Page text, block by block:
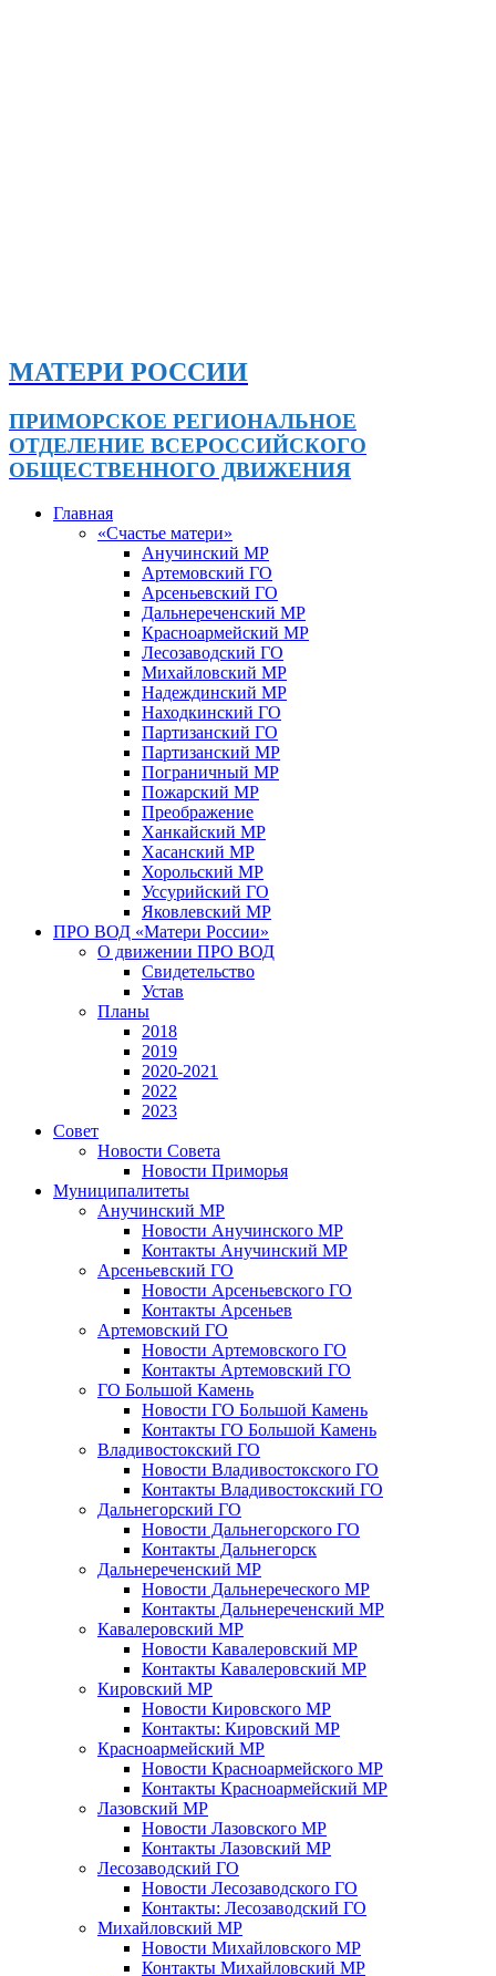
МАТЕРИ РОССИИ
ПРИМОРСКОЕ РЕГИОНАЛЬНОЕ
ОТДЕЛЕНИЕ ВСЕРОССИЙСКОГО
ОБЩЕСТВЕННОГО ДВИЖЕНИЯ
Главная
«Счастье матери»
Анучинский МР
Артемовский ГО
Арсеньевский ГО
Дальнереченский МР
Красноармейский МР
Лесозаводский ГО
Михайловский МР
Надеждинский МР
Находкинский ГО
Партизанский ГО
Партизанский МР
Пограничный МР
Пожарский МР
Преображение
Ханкайский МР
Хасанский МР
Хорольский МР
Уссурийский ГО
Яковлевский МР
ПРО ВОД «Матери России»
О движении ПРО ВОД
Свидетельство
Устав
Планы
2018
2019
2020-2021
2022
2023
Совет
Новости Совета
Новости Приморья
Муниципалитеты
Анучинский МР
Новости Анучинского МР
Контакты Анучинский МР
Арсеньевский ГО
Новости Арсеньевского ГО
Контакты Арсеньев
Артемовский ГО
Новости Артемовского ГО
Контакты Артемовский ГО
ГО Большой Камень
Новости ГО Большой Камень
Контакты ГО Большой Камень
Владивостокский ГО
Новости Владивостокского ГО
Контакты Владивостокский ГО
Дальнегорский ГО
Новости Дальнегорского ГО
Контакты Дальнегорск
Дальнереченский МР
Новости Дальнереческого МР
Контакты Дальнереченский МР
Кавалеровский МР
Новости Кавалеровский МР
Контакты Кавалеровский МР
Кировский МР
Новости Кировского МР
Контакты: Кировский МР
Красноармейский МР
Новости Красноармейского МР
Контакты Красноармейский МР
Лазовский МР
Новости Лазовского МР
Контакты Лазовский МР
Лесозаводский ГО
Новости Лесозаводского ГО
Контакты: Лесозаводский ГО
Михайловский МР
Новости Михайловского МР
Контакты Михайловский МР